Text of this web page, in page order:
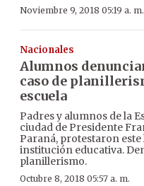
Noviembre 9, 2018 05:19 a. m.
Nacionales
Alumnos
caso de
escuela
Padres y alumnos de la
ciudad de Presidente
Paraná, protestaron
institución educativa.
planillerismo.
Octubre 8, 2018 05:57 a. m.